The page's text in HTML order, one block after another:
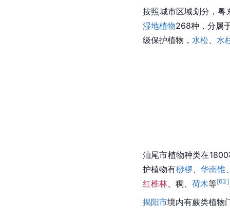
按照城市区域划分，粤
湿地植物268种，分属
级保护植物， 水松 水
汕尾市植物种类在
护植物有桫椤 、华南锥
红椎林 、稠、 荷木等[63]
揭阳市境内有蕨类植物